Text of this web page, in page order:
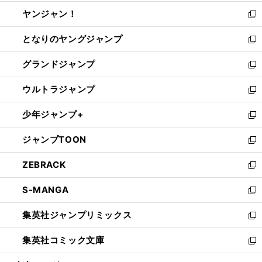
く
で
開
く
ウ
ィ
ン
ド
ウ
で
開
く
し
い
ウ
ィ
ン
ド
ウ
で
開
く
ヤンジャン！
新
し
い
ウ
ィ
ン
ド
ウ
で
開
く
となりのヤングジャンプ
新
し
い
ウ
ィ
ン
ド
ウ
で
開
く
グランドジャンプ
新
し
い
ウ
ィ
ン
ド
ウ
で
開
く
ウルトラジャンプ
新
し
い
ウ
ィ
ン
ド
ウ
で
開
く
少年ジャンプ+
新
し
い
ウ
ィ
ン
ド
ウ
で
開
く
ジャンプTOON
新
し
い
ウ
ィ
ン
ド
ウ
で
開
ZEBRACK
新
し
い
ウ
ィ
ン
ド
ウ
S-MANGA
新
し
い
ウ
ィ
ン
集英社ジャンプリミックス
新
し
い
ウ
集英社コミック文庫
新
し